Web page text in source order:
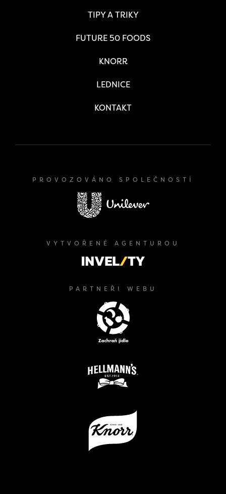
TIPY A TRIKY
FUTURE 50 FOODS
KNORR
LEDNICE
KONTAKT
PROVOZOVÁNO SPOLEČNOSTÍ
VYTVOŘENÉ AGENTUROU
PARTNEŘI WEBU